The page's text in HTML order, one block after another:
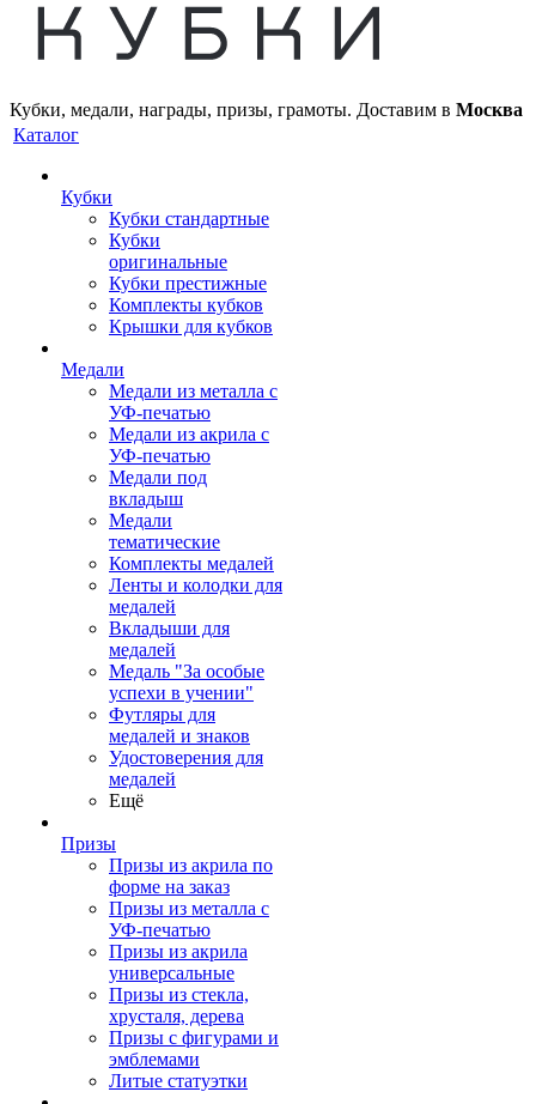
Кубки, медали, награды, призы, грамоты. Доставим в Москва
Каталог
Кубки
Кубки стандартные
Кубки
оригинальные
Кубки престижные
Комплекты кубков
Крышки для кубков
Медали
Медали из металла с
УФ-печатью
Медали из акрила с
УФ-печатью
Медали под
вкладыш
Медали
тематические
Комплекты медалей
Ленты и колодки для
медалей
Вкладыши для
медалей
Медаль "За особые
успехи в учении"
Футляры для
медалей и знаков
Удостоверения для
медалей
Ещё
Призы
Призы из акрила по
форме на заказ
Призы из металла с
УФ-печатью
Призы из акрила
универсальные
Призы из стекла,
хрусталя, дерева
Призы с фигурами и
эмблемами
Литые статуэтки